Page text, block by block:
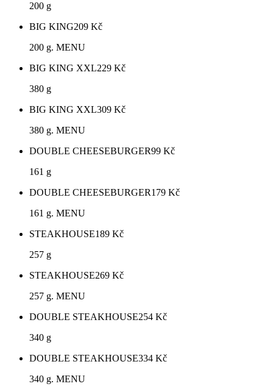
200 g
BIG KING209 Kč
200 g. MENU
BIG KING XXL229 Kč
380 g
BIG KING XXL309 Kč
380 g. MENU
DOUBLE CHEESEBURGER99 Kč
161 g
DOUBLE CHEESEBURGER179 Kč
161 g. MENU
STEAKHOUSE189 Kč
257 g
STEAKHOUSE269 Kč
257 g. MENU
DOUBLE STEAKHOUSE254 Kč
340 g
DOUBLE STEAKHOUSE334 Kč
340 g. MENU